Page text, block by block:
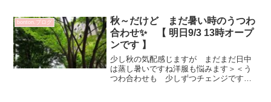
bonton.ブログ
秋～だけど まだ暑い時のうつわ
合わせ✨ 【 明日9/3 13時オープ
ンです 】
少し秋の気配感じますが まだまだ日中
は蒸し暑いですね洋服も悩みます＞＜う
つわ合わせも 少しずつチェンジですね